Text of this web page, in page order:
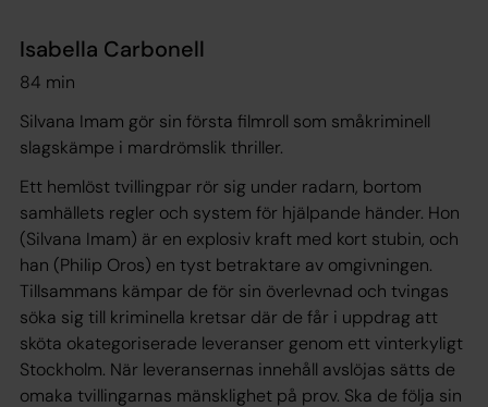
Isabella Carbonell
84 min
Silvana Imam gör sin första filmroll som småkriminell
slagskämpe i mardrömslik thriller.
Ett hemlöst tvillingpar rör sig under radarn, bortom
samhällets regler och system för hjälpande händer. Hon
(Silvana Imam) är en explosiv kraft med kort stubin, och
han (Philip Oros) en tyst betraktare av omgivningen.
Tillsammans kämpar de för sin överlevnad och tvingas
söka sig till kriminella kretsar där de får i uppdrag att
sköta okategoriserade leveranser genom ett vinterkyligt
Stockholm. När leveransernas innehåll avslöjas sätts de
omaka tvillingarnas mänsklighet på prov. Ska de följa sin